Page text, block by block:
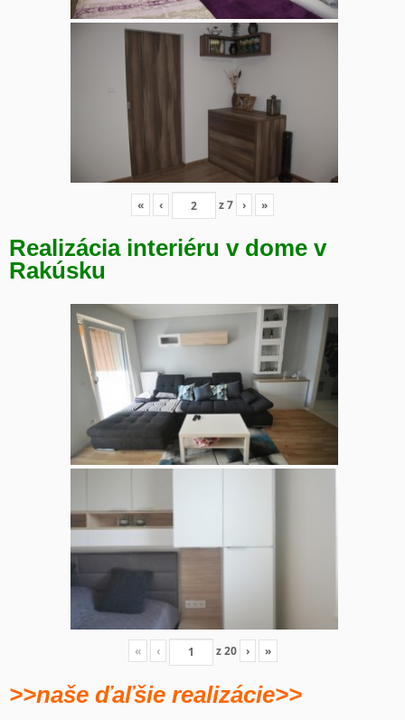
« ‹ z7 › »
Realizácia interiéru v dome v
Rakúsku
« ‹ z20 › »
>>naše ďaľšie realizácie>>